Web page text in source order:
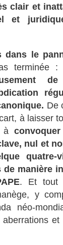
clair et
et
dans le
terminée :
De
à laisser
à
nul et
quatre-
de manière
. Et tout
y
néo-
et